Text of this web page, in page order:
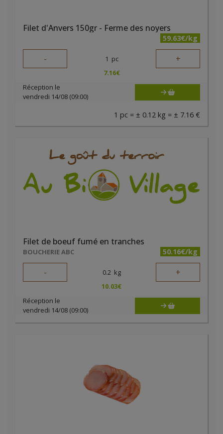
Filet d'Anvers 150gr - Ferme des noyers
59.63€/kg
- 1 pc +
7.16€
Réception le
vendredi 14/08 (09:00)
1 pc = ± 0.12 kg = ± 7.16 €
Filet de boeuf fumé en tranches
BOUCHERIE ABC 50.16€/kg
- 0.2 kg +
10.03€
Réception le
vendredi 14/08 (09:00)